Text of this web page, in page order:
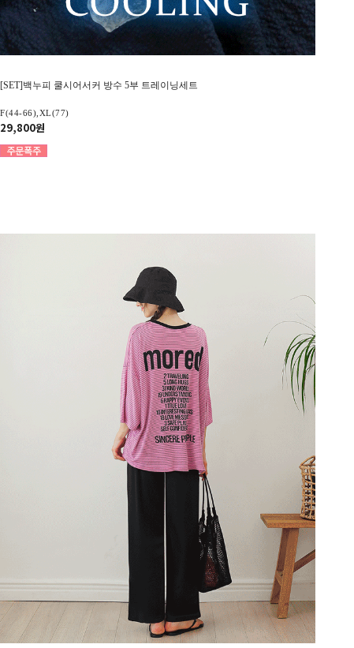
[SET]백누피 쿨시어서커 방수 5부 트레이닝세트
F(44-66),XL(77)
29,800원